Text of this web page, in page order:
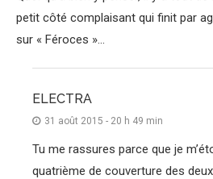
petit côté complaisant qui finit par
sur « Féroces »…
ELECTRA
31 août 2015 - 20 h 49 min
Tu me rassures parce que je
quatrième de couverture des